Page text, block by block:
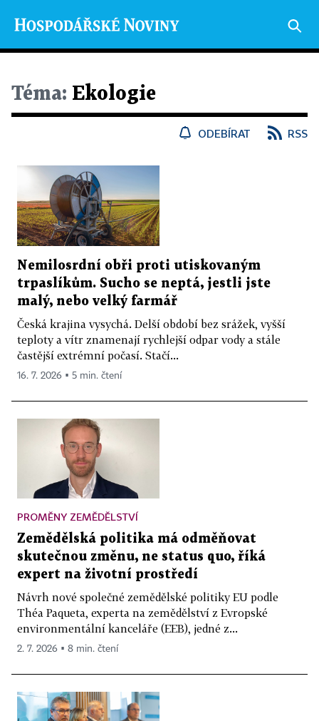
Téma: Ekologie
ODEBÍRAT RSS
Nemilosrdní obři proti utiskovaným
trpaslíkům. Sucho se neptá, jestli jste
malý, nebo velký farmář
Česká krajina vysychá. Delší období bez srážek, vyšší
teploty a vítr znamenají rychlejší odpar vody a stále
častější extrémní počasí. Stačí...
16. 7. 2026 ▪ 5 min. čtení
PROMĚNY ZEMĚDĚLSTVÍ
Zemědělská politika má odměňovat
skutečnou změnu, ne status quo, říká
expert na životní prostředí
Návrh nové společné zemědělské politiky EU podle
Théa Paqueta, experta na zemědělství z Evropské
environmentální kanceláře (EEB), jedné z...
2. 7. 2026 ▪ 8 min. čtení